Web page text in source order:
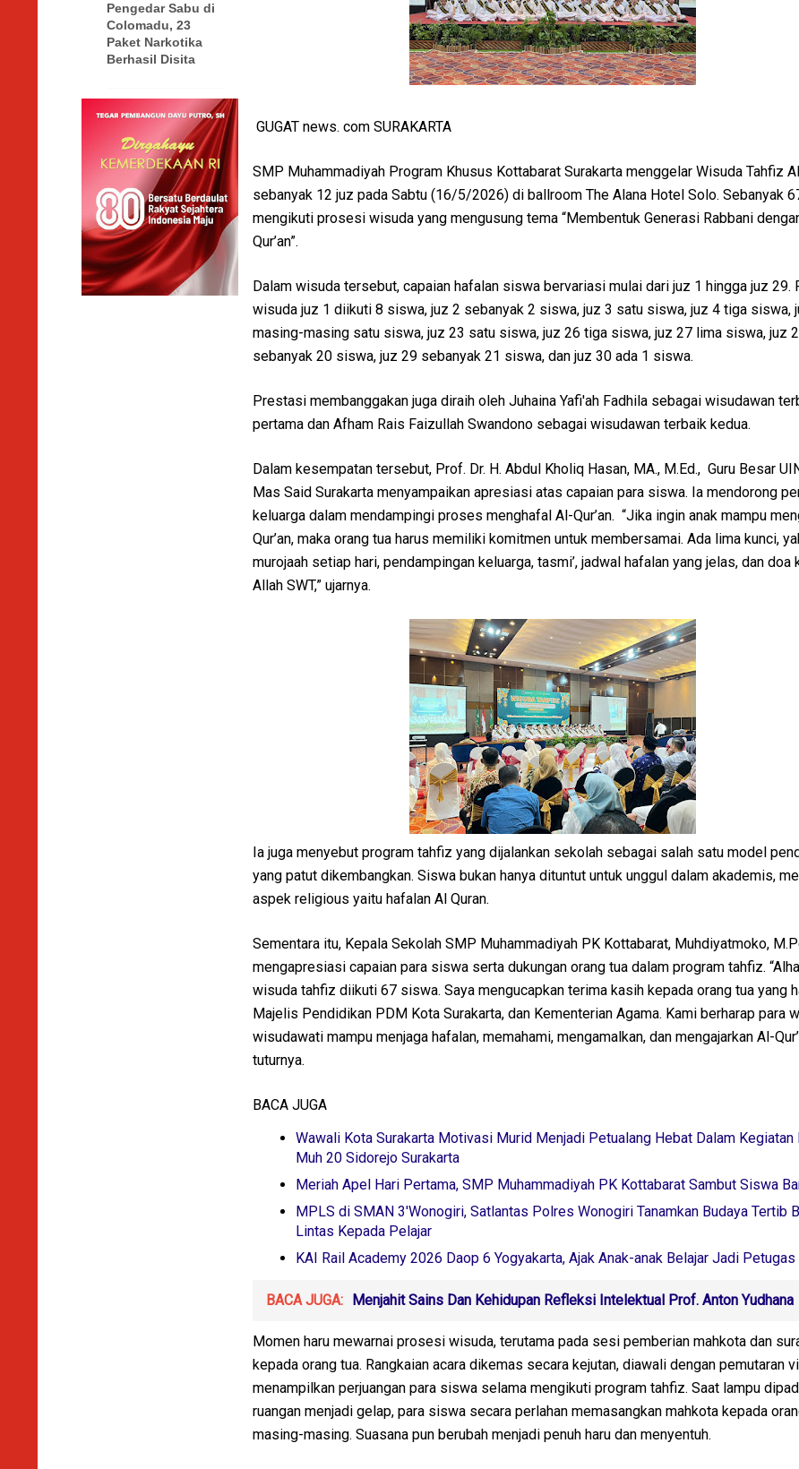
Pengedar Sabu di
Colomadu, 23
Paket Narkotika
Berhasil Disita
GUGAT news. com SURAKARTA
SMP Muhammadiyah Program Khusus Kottabarat Surakarta menggelar Wisuda Tahfiz
sebanyak 12 juz pada Sabtu (16/5/2026) di ballroom The Alana Hotel Solo. Sebanyak
mengikuti prosesi wisuda yang mengusung tema “Membentuk Generasi Rabbani
Qur’an”.
Dalam wisuda tersebut, capaian hafalan siswa bervariasi mulai dari juz 1 hingga juz 29.
wisuda juz 1 diikuti 8 siswa, juz 2 sebanyak 2 siswa, juz 3 satu siswa, juz 4 tiga siswa,
masing-masing satu siswa, juz 23 satu siswa, juz 26 tiga siswa, juz 27 lima siswa, juz
sebanyak 20 siswa, juz 29 sebanyak 21 siswa, dan juz 30 ada 1 siswa.
Prestasi membanggakan juga diraih oleh Juhaina Yafi'ah Fadhila sebagai wisudawan
pertama dan Afham Rais Faizullah Swandono sebagai wisudawan terbaik kedua.
Dalam kesempatan tersebut, Prof. Dr. H. Abdul Kholiq Hasan, MA., M.Ed., Guru Besar
Mas Said Surakarta menyampaikan apresiasi atas capaian para siswa. Ia mendorong
keluarga dalam mendampingi proses menghafal Al-Qur’an. “Jika ingin anak mampu
Qur’an, maka orang tua harus memiliki komitmen untuk membersamai. Ada lima kunci,
murojaah setiap hari, pendampingan keluarga, tasmi’, jadwal hafalan yang jelas, dan doa
Allah SWT,” ujarnya.
Ia juga menyebut program tahfiz yang dijalankan sekolah sebagai salah satu model
yang patut dikembangkan. Siswa bukan hanya dituntut untuk unggul dalam akademis,
aspek religious yaitu hafalan Al Quran.
Sementara itu, Kepala Sekolah SMP Muhammadiyah PK Kottabarat, Muhdiyatmoko,
mengapresiasi capaian para siswa serta dukungan orang tua dalam program tahfiz.
wisuda tahfiz diikuti 67 siswa. Saya mengucapkan terima kasih kepada orang tua yang
Majelis Pendidikan PDM Kota Surakarta, dan Kementerian Agama. Kami berharap para
wisudawati mampu menjaga hafalan, memahami, mengamalkan, dan mengajarkan Al-
tuturnya.
BACA JUGA
Wawali Kota Surakarta Motivasi Murid Menjadi Petualang Hebat Dalam Kegiatan
Muh 20 Sidorejo Surakarta
Meriah Apel Hari Pertama, SMP Muhammadiyah PK Kottabarat Sambut Siswa
MPLS di SMAN 3'Wonogiri, Satlantas Polres Wonogiri Tanamkan Budaya Tertib
Lintas Kepada Pelajar
KAI Rail Academy 2026 Daop 6 Yogyakarta, Ajak Anak-anak Belajar Jadi
BACA JUGA: Menjahit Sains Dan Kehidupan Refleksi Intelektual Prof. Anton Yudhana
Momen haru mewarnai prosesi wisuda, terutama pada sesi pemberian mahkota dan
kepada orang tua. Rangkaian acara dikemas secara kejutan, diawali dengan pemutaran
menampilkan perjuangan para siswa selama mengikuti program tahfiz. Saat lampu
ruangan menjadi gelap, para siswa secara perlahan memasangkan mahkota kepada
masing-masing. Suasana pun berubah menjadi penuh haru dan menyentuh.